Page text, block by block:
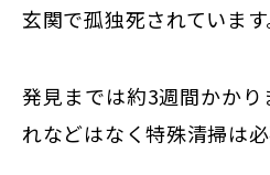
大和
千葉
静岡
玄関で孤独死されています
発見までは約3週間かか
れなどはなく特殊清掃は必